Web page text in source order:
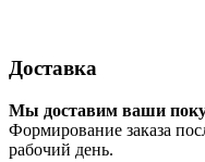
Доставка
Мы доставим ваши
Формирование заказа
рабочий день.